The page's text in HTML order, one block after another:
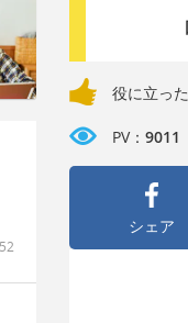
役に立った
PV： 9011
シェア